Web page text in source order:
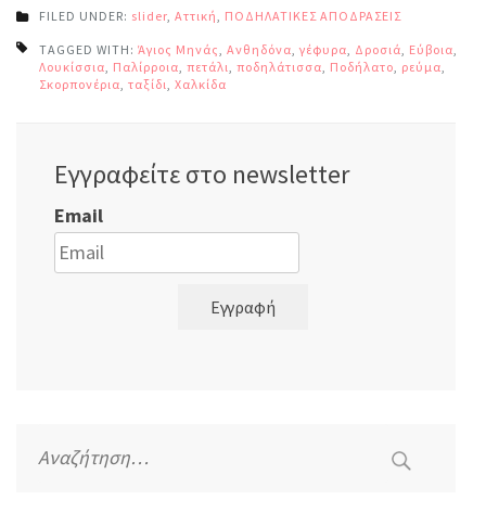
FILED UNDER: slider Αττική ΠΟΔΗΛΑΤΙΚΕΣ ΑΠΟΔΡΑΣΕΙΣ
TAGGED WITH: Άγιος Μηνάς Ανθηδόνα γέφυρα Δροσιά Εύβοια
Λουκίσσια Παλίρροια πετάλι ποδηλάτισσα Ποδήλατο ρεύμα
Σκορπονέρια ταξίδι Χαλκίδα
Εγγραφείτε στο newsletter
Email
Εγγραφή
για: